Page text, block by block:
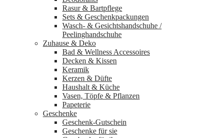
Rasur & Bartpflege
Sets & Geschenkpackungen
Wasch‑ & Gesichtshandschuhe /
Peelinghandschuhe
Zuhause & Deko
Bad & Wellness Accessoires
Decken & Kissen
Keramik
Kerzen & Düfte
Haushalt & Küche
Vasen, Töpfe & Pflanzen
Papeterie
Geschenke
Geschenk-Gutschein
Geschenke für sie